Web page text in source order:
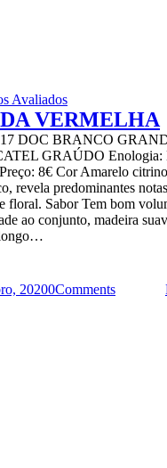
Avaliados
VERMELHA
17 DOC BRANCO
GRAÚDO
8€ Cor Amarelo
revela predominantes
floral. Sabor Tem bom
ao conjunto, madeira
20200Comments